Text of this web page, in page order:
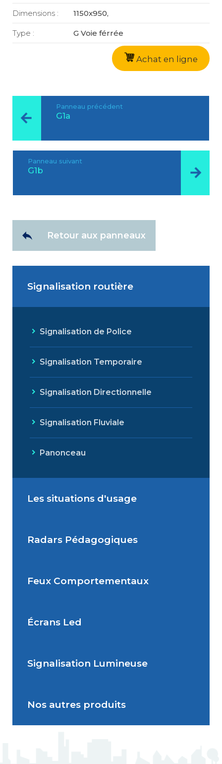
Dimensions : 1150x950,
Type : G Voie férrée
Achat en ligne
Panneau précédent
G1a
Panneau suivant
G1b
Retour aux panneaux
Signalisation routière
Signalisation de Police
Signalisation Temporaire
Signalisation Directionnelle
Signalisation Fluviale
Panonceau
Les situations d'usage
Situations de signalisation
Situations de signalisation
Radars Pédagogiques
Radar Pédagogique
Feux Comportementaux
Feu Comportemental
Écrans Led
Écran Géant Extérieur Led
Signalisation Lumineuse
Signalisation dynamique
Nos autres produits